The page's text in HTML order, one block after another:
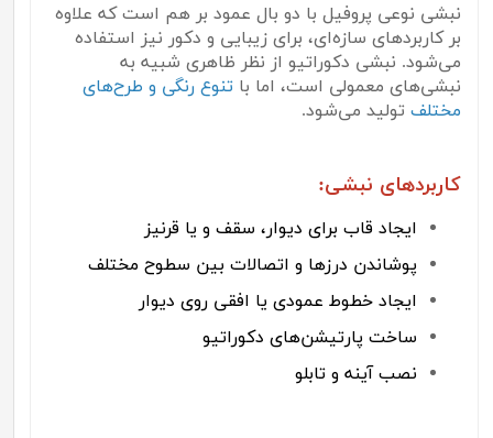
نبشی نوعی پروفیل با دو بال عمود بر هم است که علاوه
بر کاربردهای سازه‌ای، برای زیبایی و دکور نیز استفاده
می‌شود. نبشی دکوراتیو از نظر ظاهری شبیه به
نبشی‌های معمولی است، اما با تنوع رنگی و طرح‌های
مختلف تولید می‌شود.
کاربردهای نبشی:
ایجاد قاب برای دیوار، سقف و یا قرنیز
پوشاندن درزها و اتصالات بین سطوح مختلف
ایجاد خطوط عمودی یا افقی روی دیوار
ساخت پارتیشن‌های دکوراتیو
نصب آینه و تابلو